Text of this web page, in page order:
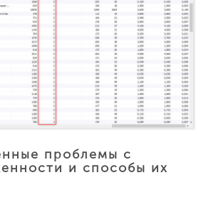
проблемы с
и способы их